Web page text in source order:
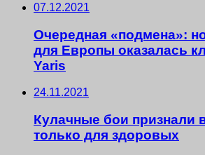
07.12.2021
Очередная «подмена»:
для Европы оказалась
Yaris
24.11.2021
Кулачные бои признали
только для здоровых